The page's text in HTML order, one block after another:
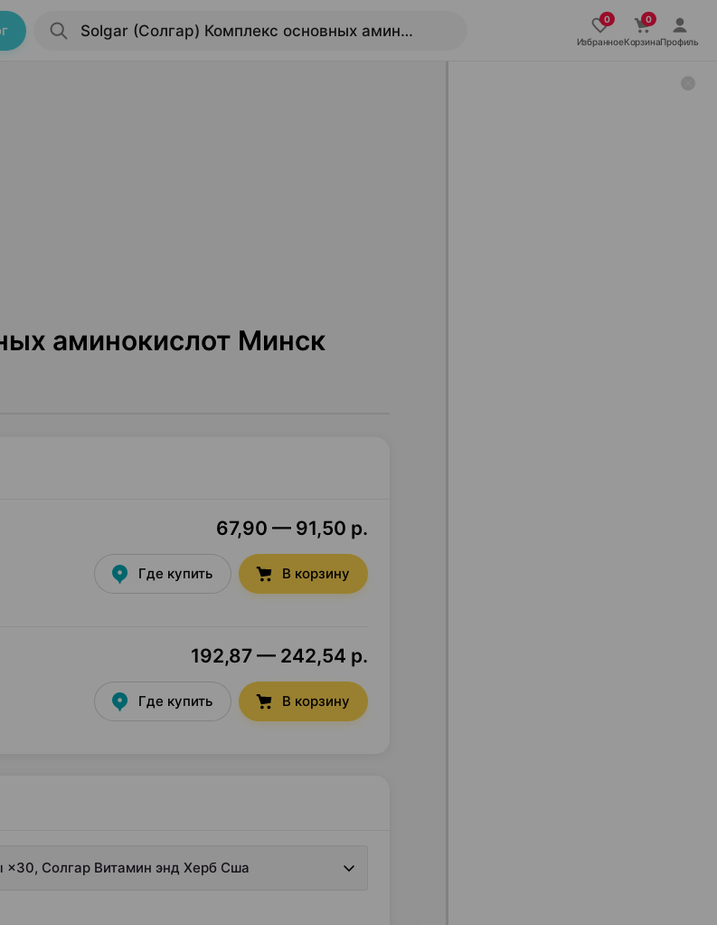
ИзбранноеКорзинаПрофиль
аминокислот Минск
67,90 — 91,50 р.
Где купить В корзину
192,87 — 242,54 р.
Где купить В корзину
×30, Солгар Витамин энд Херб Сша